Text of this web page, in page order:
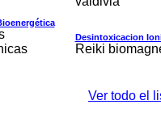
Desintoxicacion
Reiki
Ver todo el